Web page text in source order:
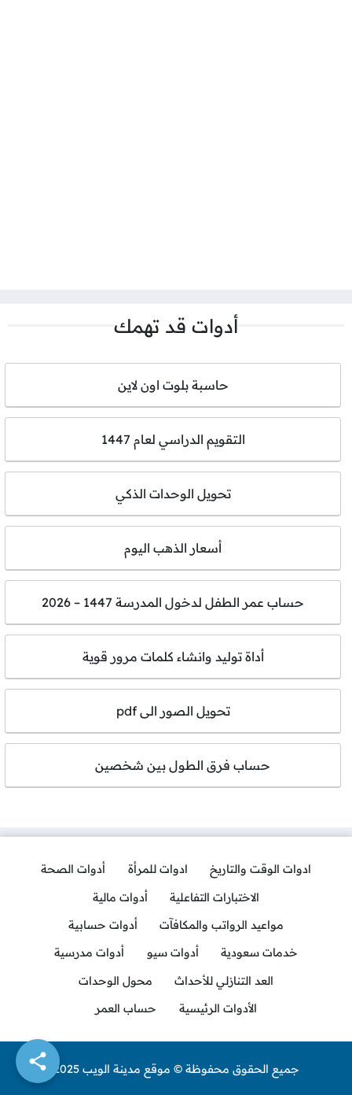
أدوات قد تهمك
حاسبة بلوت اون لاين
التقويم الدراسي لعام 1447
تحويل الوحدات الذكي
أسعار الذهب اليوم
حساب عمر الطفل لدخول المدرسة 1447 – 2026
أداة توليد وانشاء كلمات مرور قوية
تحويل الصور الى pdf
حساب فرق الطول بين شخصين
ادوات الوقت والتاريخ ادوات للمرأة
أدوات الصحة
الاختبارات التفاعلية
أدوات مالية
مواعيد الرواتب والمكافآت
أدوات حسابية
خدمات سعودية
أدوات سيو
أدوات مدرسية
العد التنازلي للأحداث
محول الوحدات
الأدوات الرئيسية
حساب العمر
جميع الحقوق محفوظة © موقع مدينة الويب 2025